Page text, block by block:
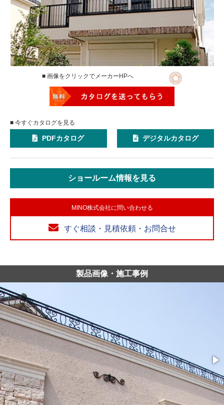
■ 画像をクリックでメーカーHPへ
■ 今すぐカタログを見る
PDFカタログ デジタルカタログ
ショールーム情報を見る
MINO株式会社に問い合わせる
すぐ相談・見積依頼・お問合せ
製品画像・施工事例